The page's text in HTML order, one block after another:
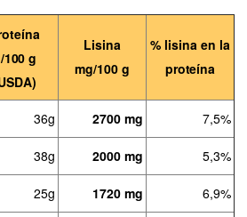
100 g
Lisina
mg/100 g
% lisina en la
proteína
36g 2700 mg 7,5%
38g 2000 mg 5,3%
25g 1720 mg
6,9%